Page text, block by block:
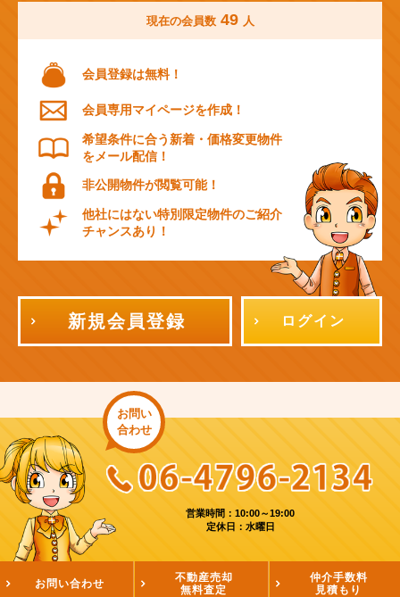
現在の会員数 49 人
会員登録は無料！
会員専用マイページを作成！
希望条件に合う新着・価格変更物件
をメール配信！
非公開物件が閲覧可能！
他社にはない特別限定物件のご紹介
チャンスあり！
新規会員登録 ログイン
お問い
合わせ
営業時間：10:00～19:00
定休日：水曜日
お問い合わせ
不動産売却
無料査定
仲介手数料
見積もり